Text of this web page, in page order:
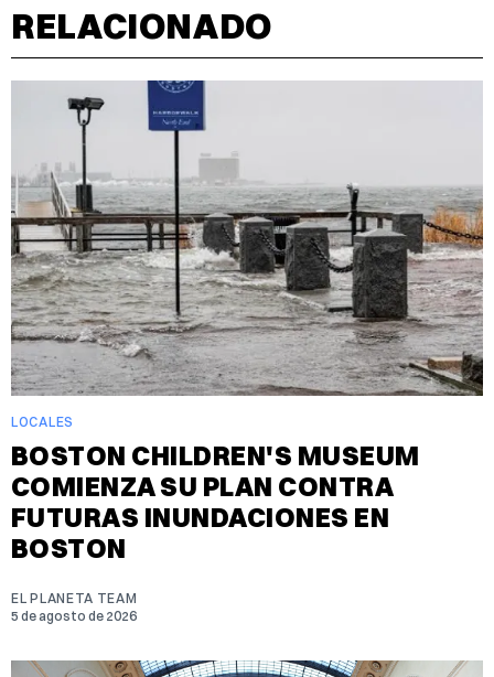
RELACIONADO
LOCALES
BOSTON CHILDREN'S MUSEUM
COMIENZA SU PLAN CONTRA
FUTURAS INUNDACIONES EN
BOSTON
EL PLANETA TEAM
5 de agosto de 2026